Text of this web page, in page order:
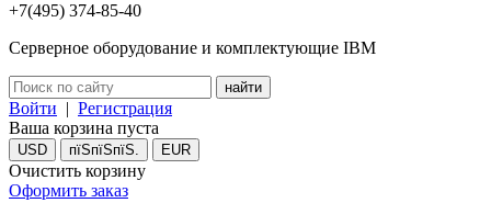
+7(495) 374-85-40
Серверное оборудование и комплектующие IBM
Войти | Регистрация
Ваша корзина пуста
USD пїЅпїЅпїЅ. EUR
Очистить корзину
Оформить заказ